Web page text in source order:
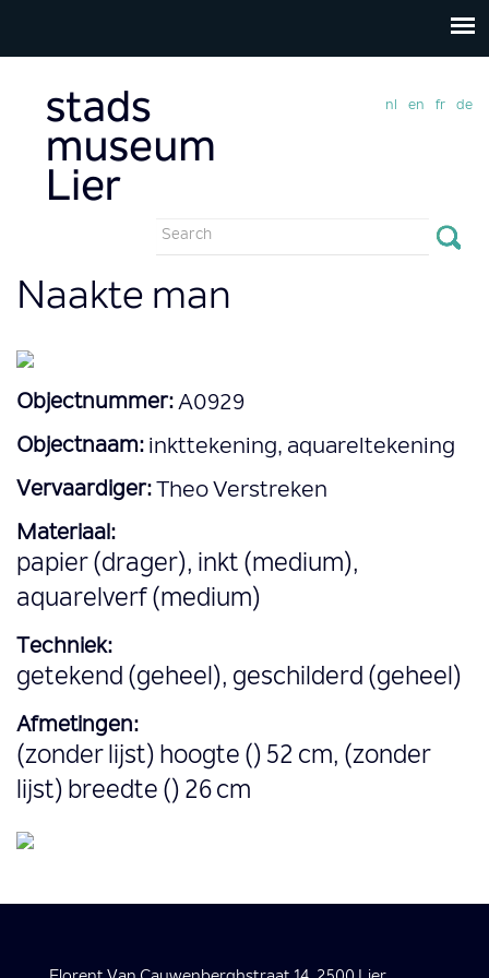
Search
nl en fr de
Naakte man
Objectnummer: A0929
Objectnaam: inkttekening, aquareltekening
Vervaardiger: Theo Verstreken
Materiaal:
papier (drager), inkt (medium),
aquarelverf (medium)
Techniek:
getekend (geheel), geschilderd (geheel)
Afmetingen:
(zonder lijst) hoogte () 52 cm, (zonder
lijst) breedte () 26 cm